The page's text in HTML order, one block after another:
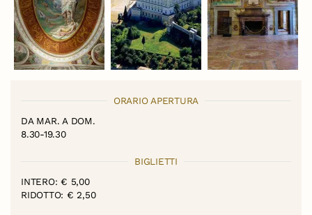
ORARIO APERTURA
DA MAR. A DOM.
8.30-19.30
BIGLIETTI
INTERO: € 5,00
RIDOTTO: € 2,50